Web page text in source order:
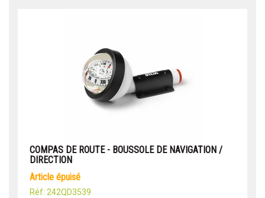
COMPAS DE ROUTE - BOUSSOLE DE NAVIGATION /
DIRECTION
article épuisé
Réf: 242QD3539